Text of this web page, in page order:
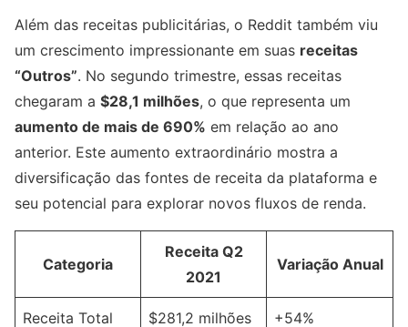
Além das receitas publicitárias, o Reddit também viu
um crescimento impressionante em suas receitas
“Outros”. No segundo trimestre, essas receitas
chegaram a $28,1 milhões, o que representa um
aumento de mais de 690% em relação ao ano
anterior. Este aumento extraordinário mostra a
diversificação das fontes de receita da plataforma e
seu potencial para explorar novos fluxos de renda.
Categoria
Receita Q2
2021
Variação Anual
Receita Total $281,2 milhões +54%